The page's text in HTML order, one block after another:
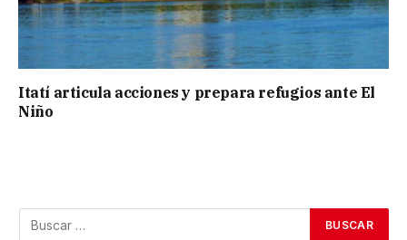
Itatí articula acciones y prepara refugios ante El
Niño